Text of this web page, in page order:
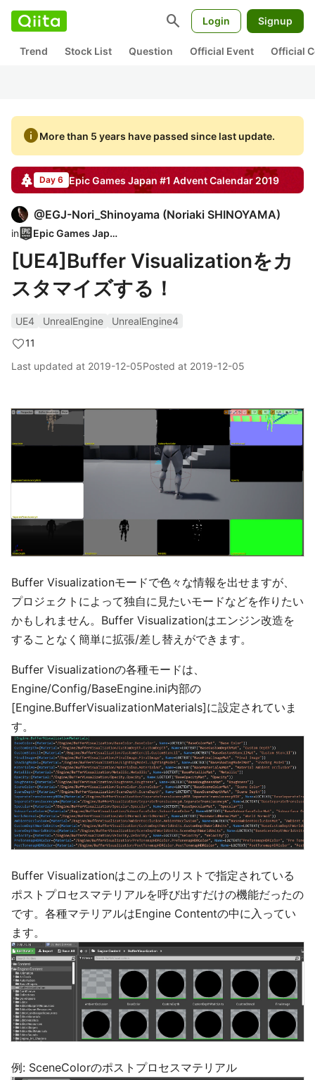
search Login Signup
Trend Stock List Question Official Event Official
infoMore than 5 years have passed since last update.
Day 6 Epic Games Japan #1 Advent Calendar 2019
@EGJ-Nori_Shinoyama (Noriaki SHINOYAMA)
in Epic Games Japan
[UE4]Buffer Visualizationをカ
スタマイズする！
UE4 UnrealEngine
UnrealEngine4
11
Last updated at 2019-12-05Posted at 2019-12-05
Buffer Visualizationモードで色々な情報を出せますが、
プロジェクトによって独自に見たいモードなどを作りたい
かもしれません。Buffer Visualizationはエンジン改造を
することなく簡単に拡張/差し替えができます。
Buffer Visualizationの各種モードは、
Engine/Config/BaseEngine.ini内部の
[Engine.BufferVisualizationMaterials]に設定されていま
す。
Buffer Visualizationはこの上のリストで指定されている
ポストプロセスマテリアルを呼び出すだけの機能だったの
です。各種マテリアルはEngine Contentの中に入ってい
ます。
例: SceneColorのポストプロセスマテリアル